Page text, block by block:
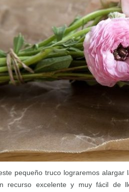
pequeño truco lograremos alargar
recurso excelente y muy fácil de